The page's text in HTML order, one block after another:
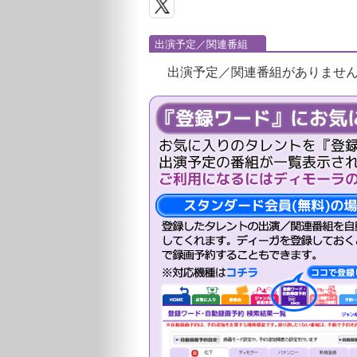
出演予定／関連番組
出演予定／関連番組がありませ